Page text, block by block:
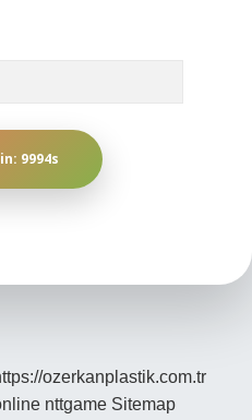
ozerkanplastik.com.tr
nttgame Sitemap